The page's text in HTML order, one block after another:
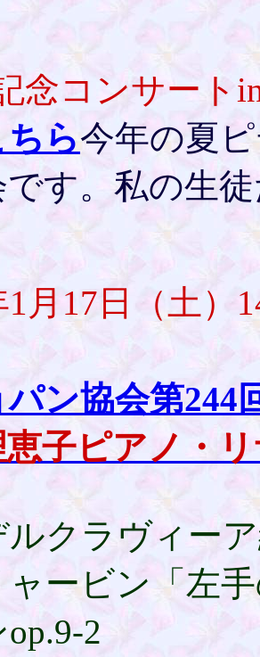
念コンサート
ちら今年の夏
す。私の生
1月17日（土）
パン協会第
子ピアノ・
ルクラヴィー
ャービン「左
2